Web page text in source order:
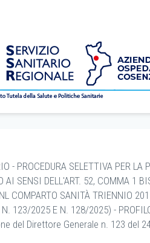
/Avvisi Pubblici/2026
- PROCEDURA SELETTIVA PER LA
AI SENSI DELL'ART. 52, COMMA 1
COMPARTO SANITÀ TRIENNIO
N. 123/2025 E N. 128/2025) -
del Direttore Generale n. 123 del